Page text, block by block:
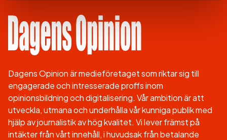
Dagens Opinion är medieföretaget som riktar sig till
engagerade och intresserade proffs inom
opinionsbildning och digitalisering. Vår ambition är att
utveckla, utmana och underhålla vår kunniga publik med
hjälp av journalistik av hög kvalitet. Vi lever främst på
intäkter från vårt innehåll, i huvudsak från betalande